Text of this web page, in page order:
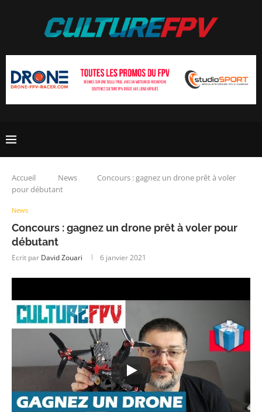
Accueil News
Concours : gagnez un drone prêt à voler
pour débutant
News
Concours : gagnez un drone prêt à voler pour
débutant
Ecrit par David Zouari 6 janvier 2021